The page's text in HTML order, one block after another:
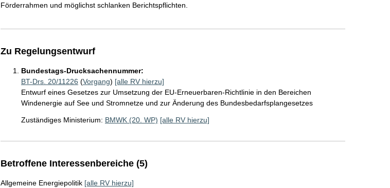
Förderrahmen und möglichst schlanken Berichtspflichten.
Zu Regelungsentwurf
Bundestags-Drucksachennummer:
BT-Drs. 20/11226 (Vorgang) [alle RV hierzu]
Entwurf eines Gesetzes zur Umsetzung der EU-Erneuerbaren-Richtlinie in den Bereichen
Windenergie auf See und Stromnetze und zur Änderung des Bundesbedarfsplangesetzes
Zuständiges Ministerium: BMWK (20. WP) [alle RV hierzu]
Betroffene Interessenbereiche (5)
Allgemeine Energiepolitik [alle RV hierzu]